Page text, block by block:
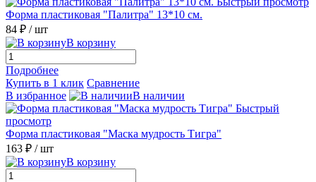
Форма пластиковая "Палитра" 13*10 см.
84 ₽ / шт
В корзину
Подробнее
Купить в 1 клик Сравнение
В избранное
В наличии
Быстрый
просмотр
Форма пластиковая "Маска мудрость Тигра"
163 ₽ / шт
В корзину